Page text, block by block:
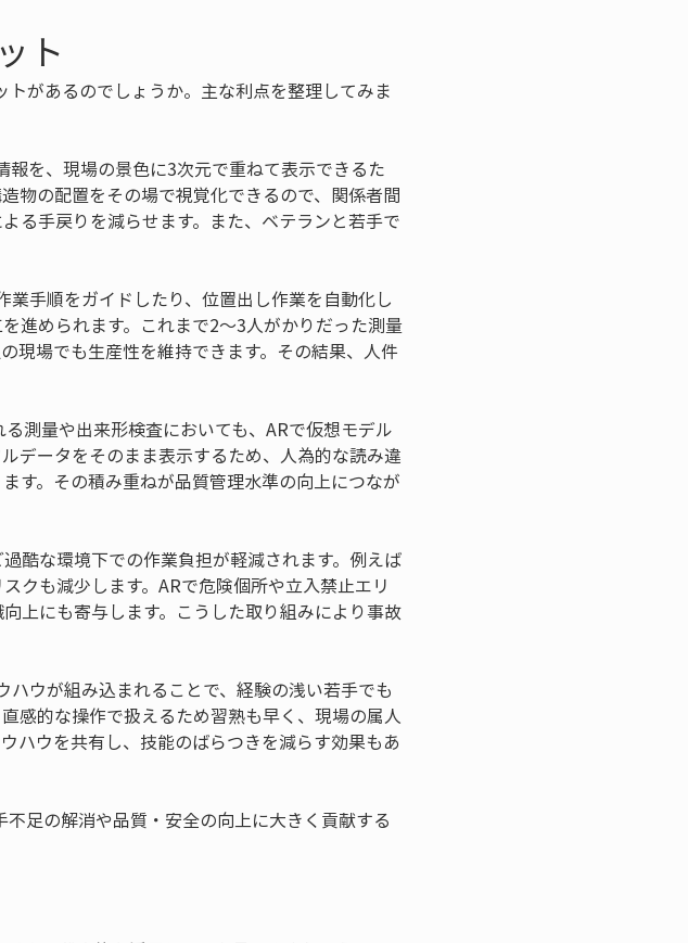
ト
があるのでしょうか。主な利点を整理してみま
を、現場の景色に3次元で重ねて表示できるた
物の配置をその場で視覚化できるので、関係者間
る手戻りを減らせます。また、ベテランと若手で
業手順をガイドしたり、位置出し作業を自動化し
進められます。これまで2～3人がかりだった測量
現場でも生産性を維持できます。その結果、人件
測量や出来形検査においても、ARで仮想モデル
データをそのまま表示するため、人為的な読み違
す。その積み重ねが品質管理水準の向上につなが
酷な環境下での作業負担が軽減されます。例えば
クも減少します。ARで危険個所や立入禁止エリ
上にも寄与します。こうした取り組みにより事故
ハウが組み込まれることで、経験の浅い若手でも
感的な操作で扱えるため習熟も早く、現場の属人
ハウを共有し、技能のばらつきを減らす効果もあ
足の解消や品質・安全の向上に大きく貢献する